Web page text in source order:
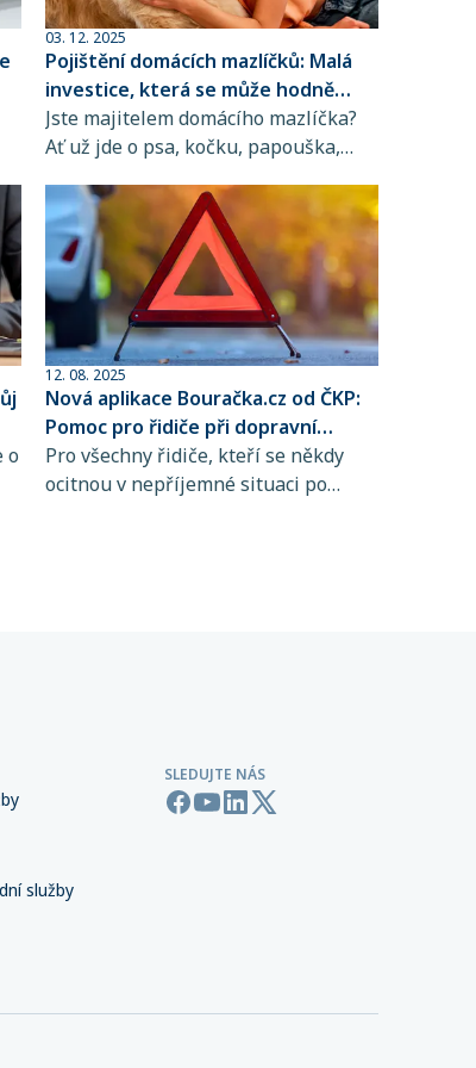
03. 12. 2025
Pojištění domácích mazlíčků: Malá
investice, která se může hodně
vyplatit
Jste majitelem domácího mazlíčka?
Ať už jde o psa, kočku, papouška,
jak moc na něm záleží – čím víc ho
milujete, tím víc chcete, aby měl tu
nejlepší péči. Jenže když přijde
nemoc nebo úraz, náklady na
veterinární ošetření mohou být
vysoké a často vás zaskočí. Proto je
dobré být připraven.
o
12. 08. 2025
Nová aplikace Bouračka.cz od ČKP:
Pomoc pro řidiče při dopravní
nehodě krok za krokem
Pro všechny řidiče, kteří se někdy
ocitnou v nepříjemné situaci po
služby
SLEDUJTE NÁS